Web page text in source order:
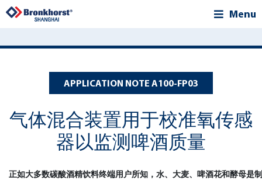
Menu
APPLICATION NOTE A100-FP03
气体混合装置用于校准氧传感
器以监测啤酒质量
正如大多数碳酸酒精饮料终端用户所知，水、大麦、啤酒花和酵母是